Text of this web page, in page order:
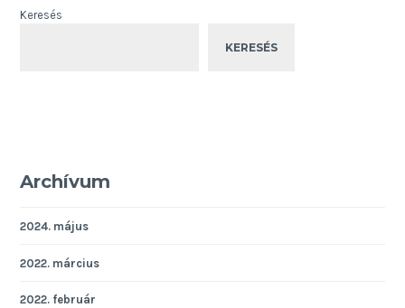
Keresés
KERESÉS
Archívum
2024. május
2022. március
2022. február